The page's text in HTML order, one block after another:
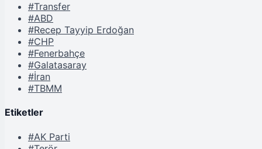
#Transfer
#ABD
#Recep Tayyip Erdoğan
#CHP
#Fenerbahçe
#Galatasaray
#İran
#TBMM
Etiketler
#AK Parti